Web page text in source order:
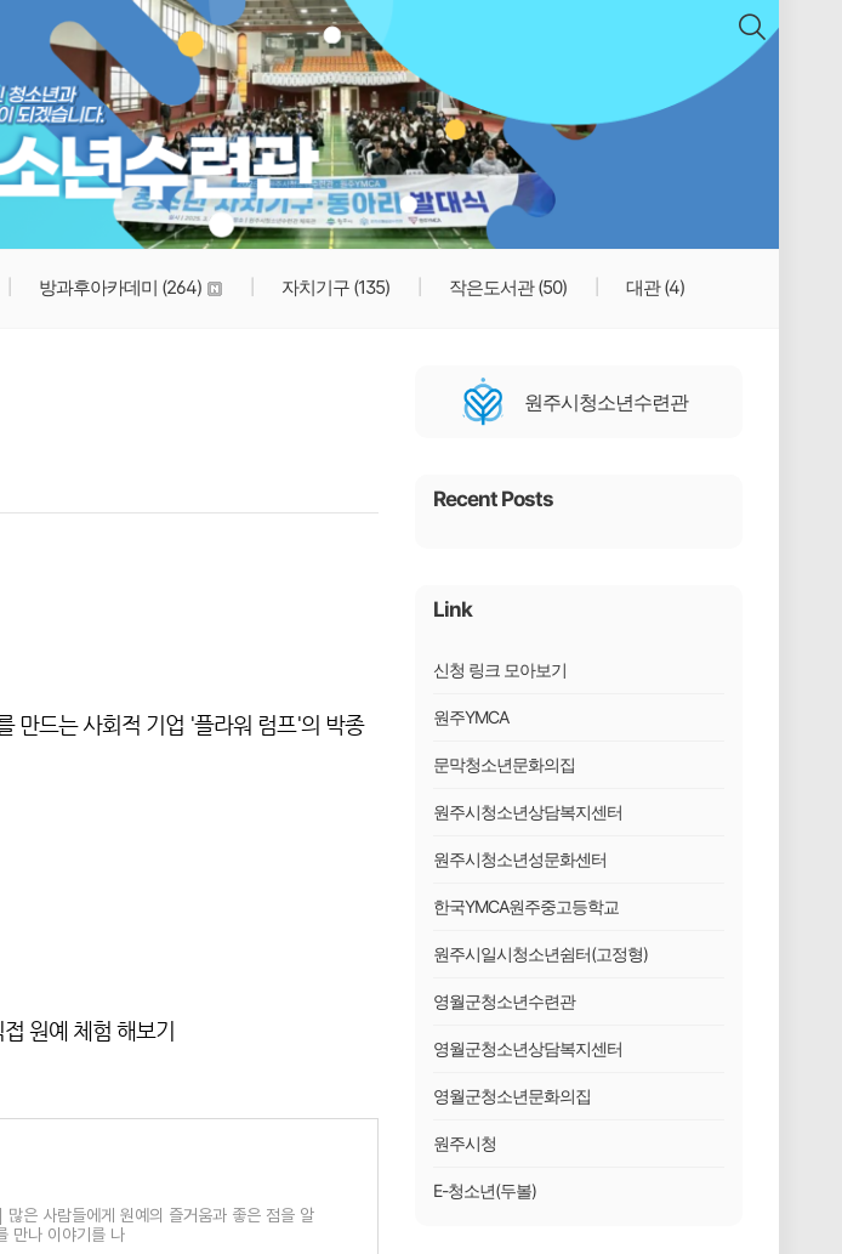
소년수련관
방과후아카데미 (264) 자치기구 (135) 작은도서관(50) 대관(4)
원주시청소년수련관
Recent Posts
Link
신청 링크 모아보기
원주YMCA
문막청소년문화의집
원주시청소년상담복지센터
원주시청소년성문화센터
한국YMCA원주중고등학교
원주시일시청소년쉼터(고정형)
영월군청소년수련관
영월군청소년상담복지센터
영월군청소년문화의집
원주시청
E-청소년(두볼)
만드는 사회적 기업 '플라워 럼프'의 박종
원예 체험 해보기
은 사람들에게 원예의 즐거움과 좋은 점을 알
만나 이야기를 나